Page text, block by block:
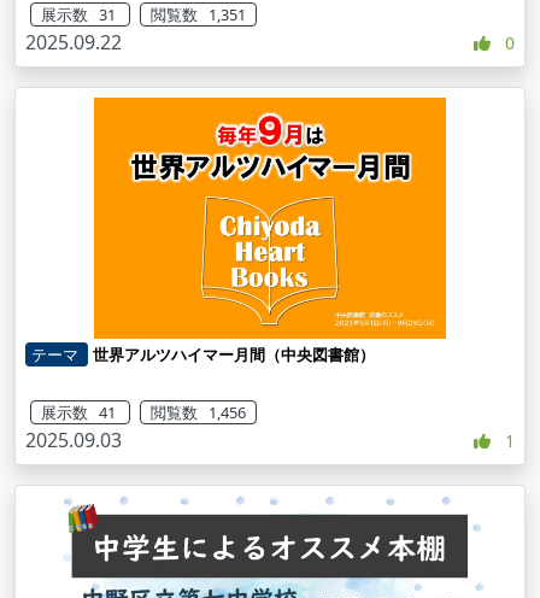
展示数 31 閲覧数 1,351
2025.09.22 0
テーマ 世界アルツハイマー月間（中央図書館）
展示数 41 閲覧数 1,456
2025.09.03 1